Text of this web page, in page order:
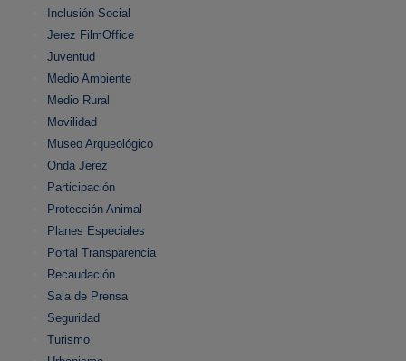
Inclusión Social
Jerez FilmOffice
Juventud
Medio Ambiente
Medio Rural
Movilidad
Museo Arqueológico
Onda Jerez
Participación
Protección Animal
Planes Especiales
Portal Transparencia
Recaudación
Sala de Prensa
Seguridad
Turismo